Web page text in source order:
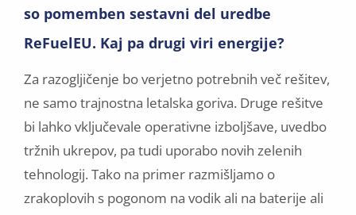
so pomemben sestavni del uredbe
ReFuelEU. Kaj pa drugi viri energije?
Za razogljičenje bo verjetno potrebnih več rešitev,
ne samo trajnostna letalska goriva. Druge rešitve
bi lahko vključevale operativne izboljšave, uvedbo
tržnih ukrepov, pa tudi uporabo novih zelenih
tehnologij. Tako na primer razmišljamo o
zrakoplovih s pogonom na vodik ali na baterije ali